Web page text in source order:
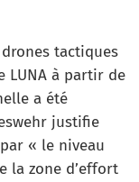
tactiques
LUNA à partir de
a été
justifie
« le niveau
la zone d’effort